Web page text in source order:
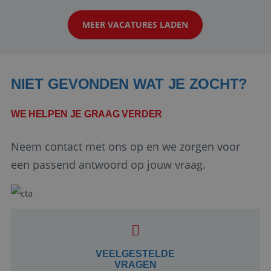
klanten te overtuigen om die droomreis te
boeken! ...
MEER VACATURES LADEN
NIET GEVONDEN WAT JE ZOCHT?
WE HELPEN JE GRAAG VERDER
Neem contact met ons op en we zorgen voor
een passend antwoord op jouw vraag.
VEELGESTELDE
VRAGEN
Google Privacy Policy